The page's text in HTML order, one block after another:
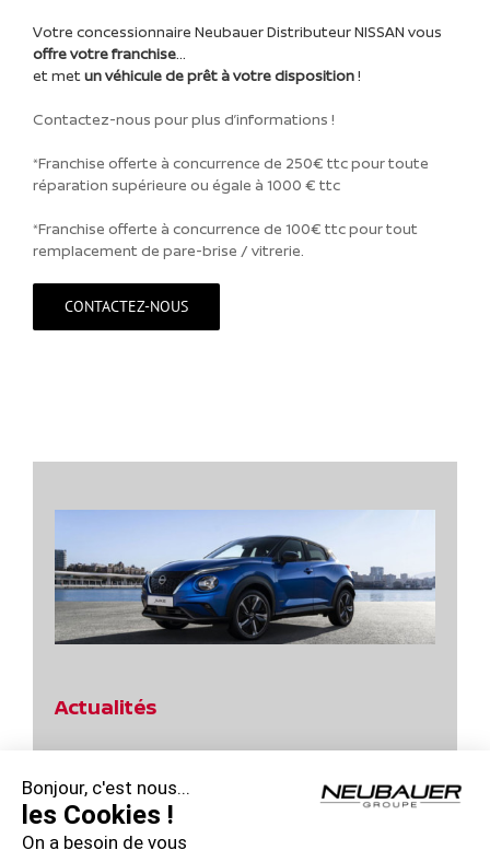
Votre concessionnaire Neubauer Distributeur NISSAN vous
offre votre franchise…
et metun véhicule de prêt à votre disposition!
Contactez-nous pour plus d’informations !
*Franchise offerte à concurrence de 250€ ttc pour toute
réparation supérieure ou égale à 1000 € ttc
*Franchise offerte à concurrence de 100€ ttc pour tout
remplacement de pare-brise / vitrerie.
CONTACTEZ-NOUS
Actualités
Profitez des Jours Hybrides Nissan !
Bonjour, c'est nous...
les Cookies !
On a besoin de vous